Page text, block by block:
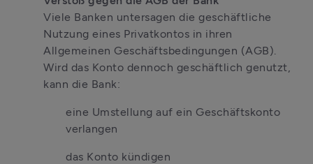
Viele Banken untersagen die geschäftliche
Nutzung eines Privatkontos in ihren
Allgemeinen Geschäftsbedingungen (AGB).
Wird das Konto dennoch geschäftlich genutzt,
kann die Bank:
eine Umstellung auf ein Geschäftskonto
verlangen
das Konto kündigen